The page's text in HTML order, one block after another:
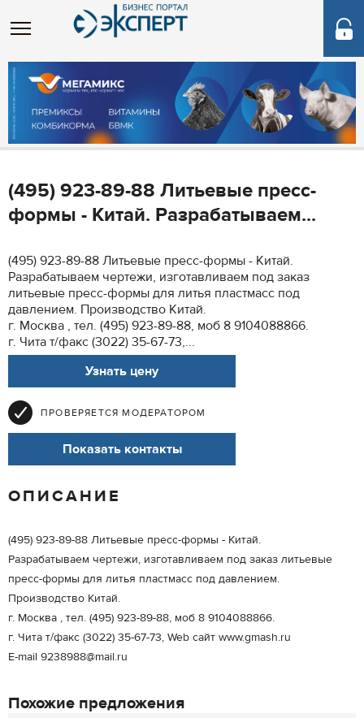
(495) 923-89-88 Литьевые пресс-
формы - Китай. Разрабатываем...
(495) 923-89-88 Литьевые пресс-формы - Китай.
Разрабатываем чертежи, изготавливаем под заказ
литьевые пресс-формы для литья пластмасс под
давлением. Производство Китай.
г. Москва , тел. (495) 923-89-88, моб 8 9104088866.
г. Чита т/факс (3022) 35-67-73,...
Узнать цену
ПРОВЕРЯЕТСЯ МОДЕРАТОРОМ
Показать контакты
ОПИСАНИЕ
(495) 923-89-88 Литьевые пресс-формы - Китай.
Разрабатываем чертежи, изготавливаем под заказ литьевые
пресс-формы для литья пластмасс под давлением.
Производство Китай.
г. Москва , тел. (495) 923-89-88, моб 8 9104088866.
г. Чита т/факс (3022) 35-67-73, Web сайт www.gmash.ru
E-mail 9238988@mail.ru
Похожие предложения